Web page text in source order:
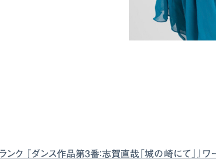
ク 『ダンス作品第3番：志賀直哉「城の崎にて」』ワ